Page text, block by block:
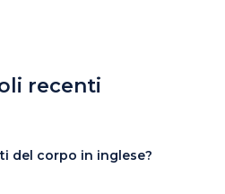
recenti
del corpo in inglese?